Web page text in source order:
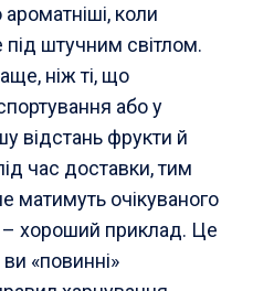
коли
під штучним світлом.
ніж ті, що
або у
відстань фрукти й
час доставки, тим
матимуть очікуваного
хороший приклад. Це
«повинні»